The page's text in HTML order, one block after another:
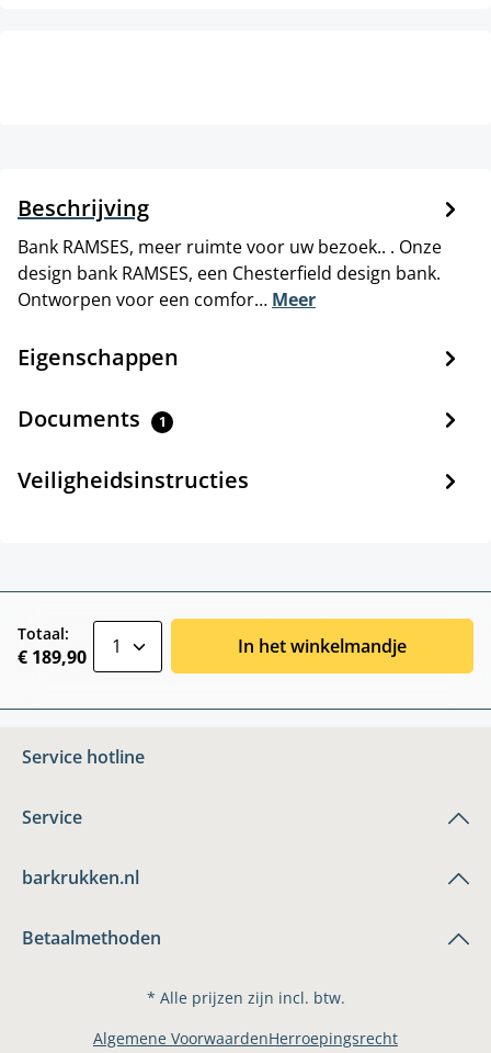
Beschrijving
Bank RAMSES, meer ruimte voor uw bezoek.. . Onze
design bank RAMSES, een Chesterfield design bank.
Ontworpen voor een comfor… Meer
Eigenschappen
Documents 1
Veiligheidsinstructies
Totaal:
€ 189,90 In het winkelmandje
Service hotline
Service
barkrukken.nl
Betaalmethoden
* Alle prijzen zijn incl. btw.
Algemene VoorwaardenHerroepingsrecht